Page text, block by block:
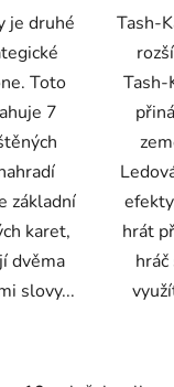
je druhé
Toto
7
základní
karet,
dvěma
slovy...
Tash-
Tash-
hrát